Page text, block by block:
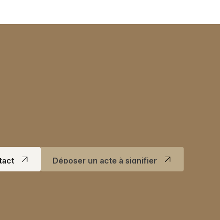
Déposer un acte à signifier
Déposer un acte à signifier